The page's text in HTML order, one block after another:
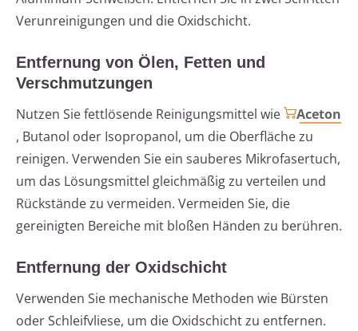
Verunreinigungen und die Oxidschicht.
Entfernung von Ölen, Fetten und
Verschmutzungen
Nutzen Sie fettlösende Reinigungsmittel wie
Aceton
, Butanol oder Isopropanol, um die Oberfläche zu
reinigen. Verwenden Sie ein sauberes Mikrofasertuch,
um das Lösungsmittel gleichmäßig zu verteilen und
Rückstände zu vermeiden. Vermeiden Sie, die
gereinigten Bereiche mit bloßen Händen zu berühren.
Entfernung der Oxidschicht
Verwenden Sie mechanische Methoden wie Bürsten
oder Schleifvliese, um die Oxidschicht zu entfernen.